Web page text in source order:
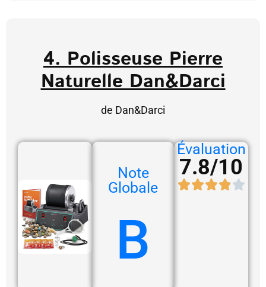
4. Polisseuse Pierre
Naturelle Dan&Darci
de Dan&Darci
Note
Globale
B
Évaluation
7.8/10